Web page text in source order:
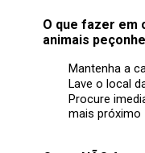
O que fazer em
animais
Mantenha a
Lave o local
Procure
mais próximo